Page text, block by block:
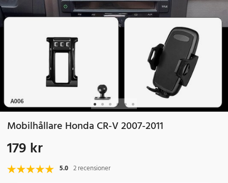
Mobilhållare Honda CR-V 2007-2011
Pris:179 kr
179 kr
5.0 2 recensioner